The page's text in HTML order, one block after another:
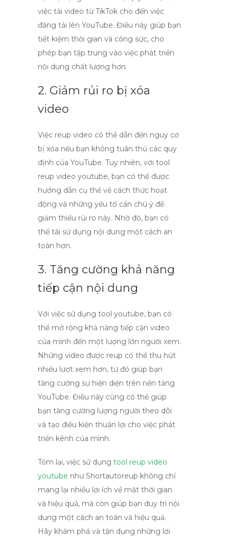
việc tải video từ TikTok cho đến việc
đăng tải lên YouTube. Điều này giúp bạn
tiết kiệm thời gian và công sức, cho
phép bạn tập trung vào việc phát triển
nội dung chất lượng hơn.
2. Giảm rủi ro bị xóa
video
Việc reup video có thể dẫn đến nguy cơ
bị xóa nếu bạn không tuân thủ các quy
định của YouTube. Tuy nhiên, với tool
reup video youtube, bạn có thể được
hướng dẫn cụ thể về cách thức hoạt
động và những yếu tố cần chú ý để
giảm thiểu rủi ro này. Nhờ đó, bạn có
thể tái sử dụng nội dung một cách an
toàn hơn.
3. Tăng cường khả năng
tiếp cận nội dung
Với việc sử dụng tool youtube, bạn có
thể mở rộng khả năng tiếp cận video
của mình đến một lượng lớn người xem.
Những video được reup có thể thu hút
nhiều lượt xem hơn, từ đó giúp bạn
tăng cường sự hiện diện trên nền tảng
YouTube. Điều này cũng có thể giúp
bạn tăng cường lượng người theo dõi
và tạo điều kiện thuận lợi cho việc phát
triển kênh của mình.
Tóm lại, việc sử dụng tool reup video
youtube như Shortautoreup không chỉ
mang lại nhiều lợi ích về mặt thời gian
và hiệu quả, mà còn giúp bạn duy trì nội
dung một cách an toàn và hiệu quả.
Hãy khám phá và tận dụng những lợi